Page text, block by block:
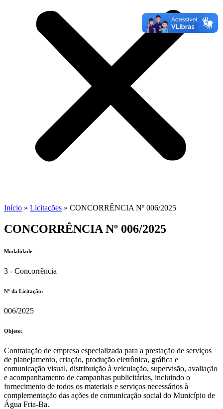
Início » Licitações » CONCORRÊNCIA Nº 006/2025
CONCORRÊNCIA Nº 006/2025
Modalidade
3 - Concorrência
Nº da Licitação: ​​
006/2025
Objeto:
Contratação de empresa especializada para a prestação de serviços
de planejamento, criação, produção eletrônica, gráfica e
comunicação visual, distribuição à veiculação, supervisão, avaliação
e acompanhamento de campanhas publicitárias, incluindo o
fornecimento de todos os materiais e serviços necessários à
complementação das ações de comunicação social do Município de
Água Fria-Ba.